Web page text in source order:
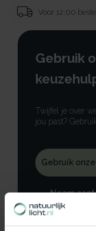
Voor 12:00
Gebruik
Twijfel je over
jou past?
Gebruik
Neem